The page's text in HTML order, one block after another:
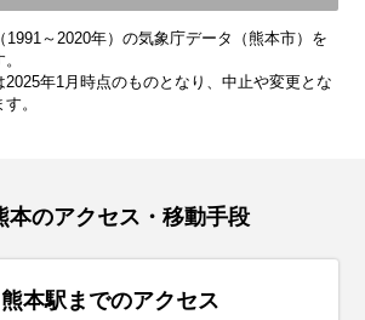
84.4mm
晩は冷え込みが厳しくなり、防寒対策が
しておくと安心です。ストールや手袋な
61.2mm
格化し、熊本市では平均気温が9℃前後
ーはヒートテックなどの保温素材を選ぶ
57.2mm
本の南側に位置するにもかかわらず、意
らに冷え込み、最低気温は氷点下3～5℃
83.2mm
寒さが続きます。熊本市では最低気温が
ートやダウンジャケット、セーターな
124.8mm
較的早いですが、日によって寒暖差が大
長袖のカットソーなどで、重ね着をして
144.9mm
になり、日中は過ごしやすくなります。
ると安心です。長袖のカットソーやブラ
160.9mm
上がり、日中は半袖でも快適に過ごせる
の羽織りものを持参すると良いでしょ
448.5mm
入り、降水量が最も多くなります。湿度
ウス、軽めのパンツを選びましょう。強
386.8mm
暑さに突入し、湿度が高く蒸し暑い日が
じます。半袖Tシャツや通気性の良いシ
～2020年）の気象庁データ（熊本市）を
年1月時点のものとなり、中止や変更とな
。
本のアクセス・移動手段
本駅までのアクセス